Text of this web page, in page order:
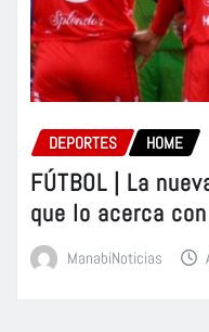
DEPORTES HOME
FÚTBOL | La
que lo acerca
ManabiNoticias